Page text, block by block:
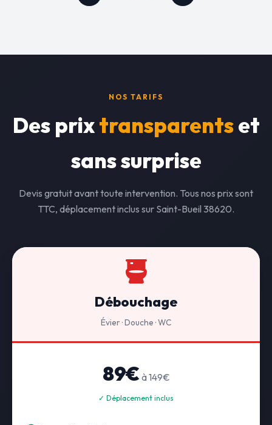
NOS TARIFS
Des prixtransparentset
sans surprise
Devis gratuit avant toute intervention. Tous nos prix sont
TTC, déplacement inclus sur Saint-Bueil 38620.
Débouchage
Évier · Douche · WC
89€ à 149€
✓ Déplacement inclus